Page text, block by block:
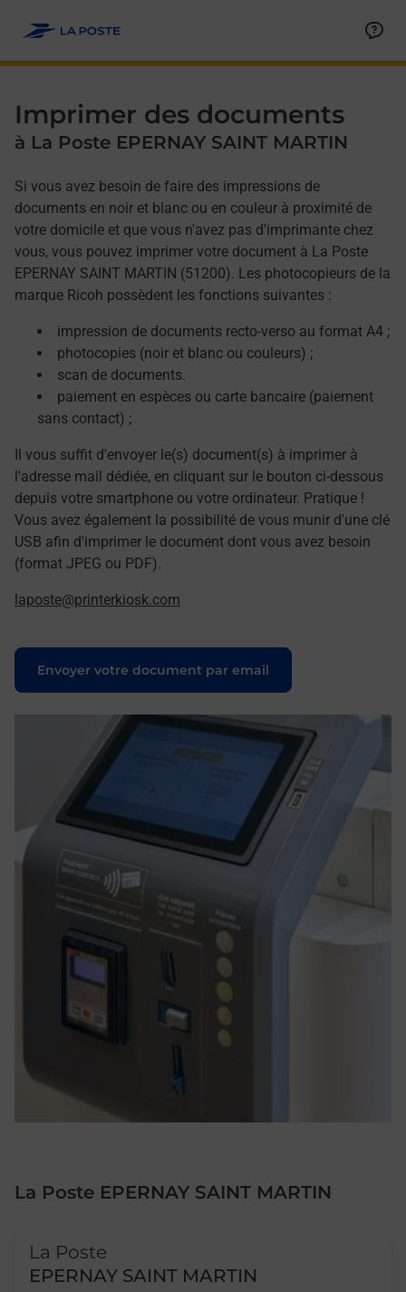
Imprimer des documents
à La Poste EPERNAY SAINT MARTIN
Si vous avez besoin de faire des impressions de
documents en noir et blanc ou en couleur à proximité de
votre domicile et que vous n'avez pas d'imprimante chez
vous, vous pouvez imprimer votre document à La Poste
EPERNAY SAINT MARTIN (51200). Les photocopieurs de la
marque Ricoh possèdent les fonctions suivantes :
impression de documents recto-verso au format A4 ;
photocopies (noir et blanc ou couleurs) ;
scan de documents.
paiement en espèces ou carte bancaire (paiement
sans contact) ;
Il vous suffit d'envoyer le(s) document(s) à imprimer à
l'adresse mail dédiée, en cliquant sur le bouton ci-dessous
depuis votre smartphone ou votre ordinateur. Pratique !
Vous avez également la possibilité de vous munir d'une clé
USB afin d'imprimer le document dont vous avez besoin
(format JPEG ou PDF).
laposte@printerkiosk.com
Envoyer votre document par email
Le lien s'ouvre dans un nouvel onglet
La Poste EPERNAY SAINT MARTIN
La Poste
EPERNAY SAINT MARTIN